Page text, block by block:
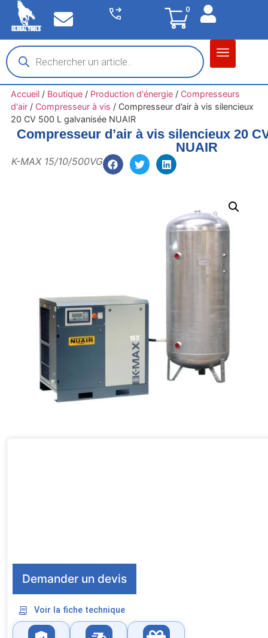
0
Accueil/ Boutique/ Production d'énergie/ Compresseurs
d'air/ Compresseur à vis / Compresseur d’air à vis silencieux
20 CV 500 L galvanisée NUAIR
Compresseur d’air à vis silencieux 20
NUAIR
K-MAX 15/10/500VG
Demander un devis
Voir la fiche technique